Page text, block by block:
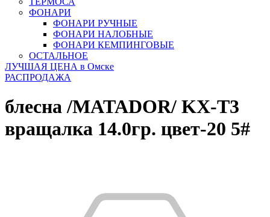
ФОНАРИ
ФОНАРИ РУЧНЫЕ
ФОНАРИ НАЛОБНЫЕ
ФОНАРИ КЕМПИНГОВЫЕ
ОСТАЛЬНОЕ
ЛУЧШАЯ ЦЕНА в Омске
РАСПРОДАЖА
блесна /MATADOR/ KX-T3
вращалка 14.0гр. цвет-20 5#